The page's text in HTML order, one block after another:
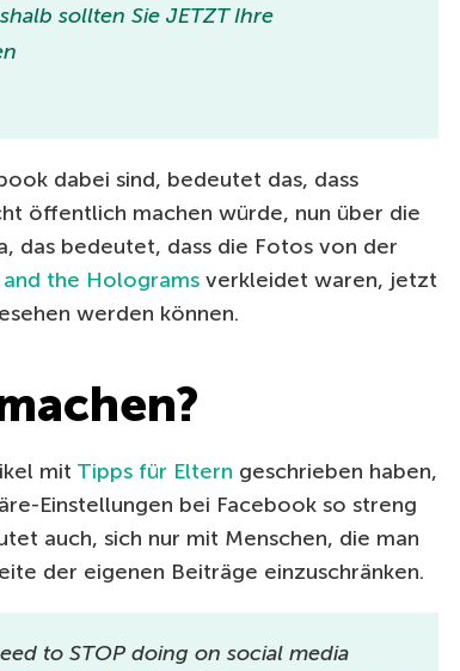
sollten Sie JETZT Ihre
dabei sind, bedeutet das, dass
öffentlich machen würde, nun über die
das bedeutet, dass die Fotos von der
the Holograms verkleidet waren, jetzt
werden können.
mit Tipps für Eltern geschrieben haben,
Einstellungen bei Facebook so streng
auch, sich nur mit Menschen, die man
der eigenen Beiträge einzuschränken.
to STOP doing on social media